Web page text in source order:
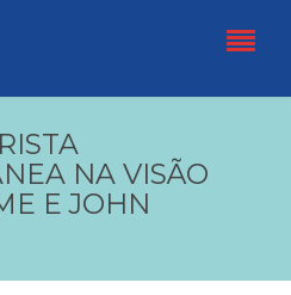
NA VISÃO
E JOHN